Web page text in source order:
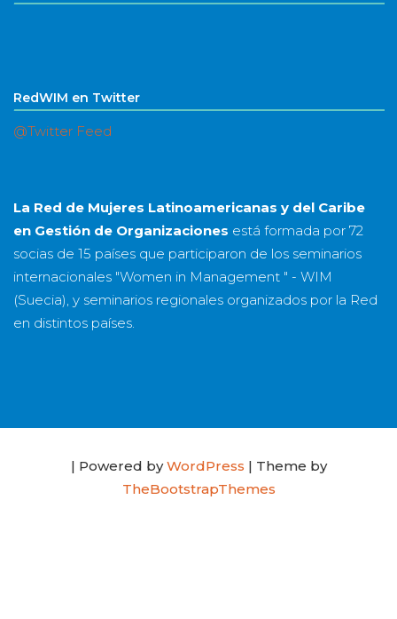
RedWIM en Twitter
@Twitter Feed
La Red de Mujeres Latinoamericanas y del Caribe
en Gestión de Organizaciones está formada por 72
socias de 15 países que participaron de los seminarios
internacionales "Women in Management " - WIM
(Suecia), y seminarios regionales organizados por la Red
en distintos países.
| Powered byWordPress | Theme by
TheBootstrapThemes